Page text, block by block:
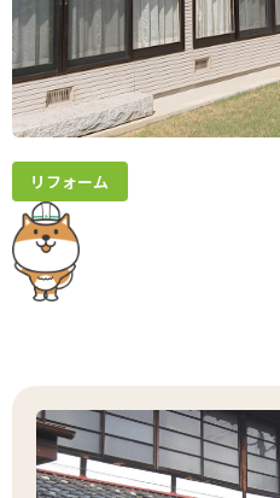
リフォーム